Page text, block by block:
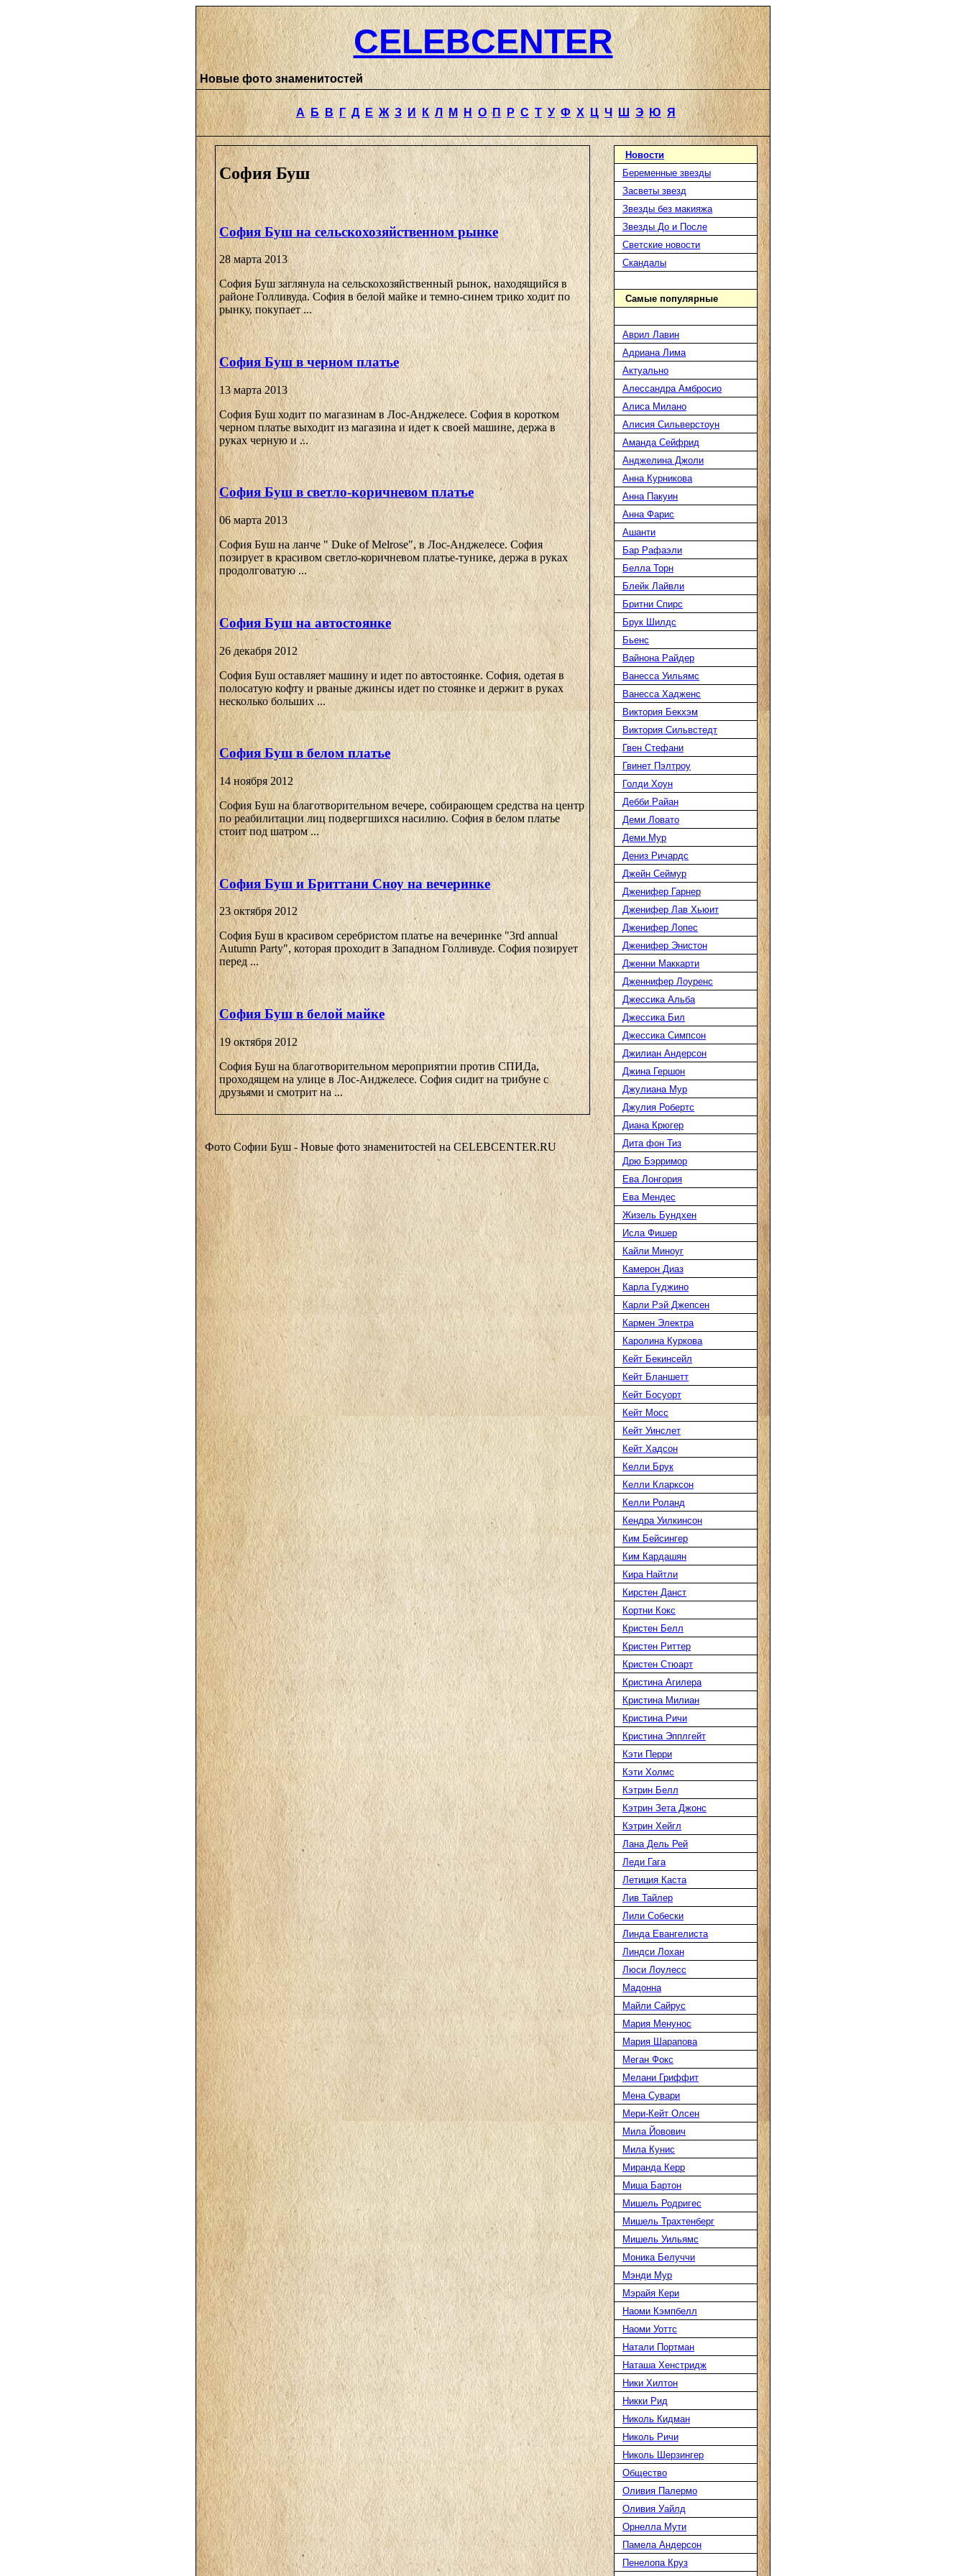
CELEBCENTER
Новые фото знаменитостей
А Б В Г Д Е Ж З И К Л М Н О П Р С Т У Ф Х Ц Ч Ш Э Ю Я
София Буш
София Буш на сельскохозяйственном рынке
28 марта 2013
София Буш заглянула на сельскохозяйственный рынок, находящийся в
районе Голливуда. София в белой майке и темно-синем трико ходит по
рынку, покупает ...
София Буш в черном платье
13 марта 2013
София Буш ходит по магазинам в Лос-Анджелесе. София в коротком
черном платье выходит из магазина и идет к своей машине, держа в
руках черную и ...
София Буш в светло-коричневом платье
06 марта 2013
София Буш на ланче " Duke of Melrose", в Лос-Анджелесе. София
позирует в красивом светло-коричневом платье-тунике, держа в руках
продолговатую ...
София Буш на автостоянке
26 декабря 2012
София Буш оставляет машину и идет по автостоянке. София, одетая в
полосатую кофту и рваные джинсы идет по стоянке и держит в руках
несколько больших ...
София Буш в белом платье
14 ноября 2012
София Буш на благотворительном вечере, собирающем средства на центр
по реабилитации лиц подвергшихся насилию. София в белом платье
стоит под шатром ...
София Буш и Бриттани Сноу на вечеринке
23 октября 2012
София Буш в красивом серебристом платье на вечеринке "3rd annual
Autumn Party", которая проходит в Западном Голливуде. София позирует
перед ...
София Буш в белой майке
19 октября 2012
София Буш на благотворительном мероприятии против СПИДа,
проходящем на улице в Лос-Анджелесе. София сидит на трибуне с
друзьями и смотрит на ...
Фото Софии Буш - Новые фото знаменитостей на CELEBCENTER.RU
Новости
Беременные звезды
Засветы звезд
Звезды без макияжа
Звезды До и После
Светские новости
Скандалы
Самые популярные
Аврил Лавин
Адриана Лима
Актуально
Алессандра Амбросио
Алиса Милано
Алисия Сильверстоун
Аманда Сейфрид
Анджелина Джоли
Анна Курникова
Анна Пакуин
Анна Фарис
Ашанти
Бар Рафаэли
Белла Торн
Блейк Лайвли
Бритни Спирс
Брук Шилдс
Бьенс
Вайнона Райдер
Ванесса Уильямс
Ванесса Хадженс
Виктория Бекхэм
Виктория Сильвстедт
Гвен Стефани
Гвинет Пэлтроу
Голди Хоун
Дебби Райан
Деми Ловато
Деми Мур
Дениз Ричардс
Джейн Сеймур
Дженифер Гарнер
Дженифер Лав Хьюит
Дженифер Лопес
Дженифер Энистон
Дженни Маккарти
Дженнифер Лоуренс
Джессика Альба
Джессика Бил
Джессика Симпсон
Джилиан Андерсон
Джина Гершон
Джулиана Мур
Джулия Робертс
Диана Крюгер
Дита фон Тиз
Дрю Бэрримор
Ева Лонгория
Ева Мендес
Жизель Бундхен
Исла Фишер
Кайли Миноуг
Камерон Диаз
Карла Гуджино
Карли Рэй Джепсен
Кармен Электра
Каролина Куркова
Кейт Бекинсейл
Кейт Бланшетт
Кейт Босуорт
Кейт Мосс
Кейт Уинслет
Кейт Хадсон
Келли Брук
Келли Кларксон
Келли Роланд
Кендра Уилкинсон
Ким Бейсингер
Ким Кардашян
Кира Найтли
Кирстен Данст
Кортни Кокс
Кристен Белл
Кристен Риттер
Кристен Стюарт
Кристина Агилера
Кристина Милиан
Кристина Ричи
Кристина Эпплгейт
Кэти Перри
Кэти Холмс
Кэтрин Белл
Кэтрин Зета Джонс
Кэтрин Хейгл
Лана Дель Рей
Леди Гага
Летиция Каста
Лив Тайлер
Лили Собески
Линда Евангелиста
Линдси Лохан
Люси Лоулесс
Мадонна
Майли Сайрус
Мария Менунос
Мария Шарапова
Меган Фокс
Мелани Гриффит
Мена Сувари
Мери-Кейт Олсен
Мила Йовович
Мила Кунис
Миранда Керр
Миша Бартон
Мишель Родригес
Мишель Трахтенберг
Мишель Уильямс
Моника Белуччи
Мэнди Мур
Мэрайя Кери
Наоми Кэмпбелл
Наоми Уоттс
Натали Портман
Наташа Хенстридж
Ники Хилтон
Никки Рид
Николь Кидман
Николь Ричи
Николь Шерзингер
Общество
Оливия Палермо
Оливия Уайлд
Орнелла Мути
Памела Андерсон
Пенелопа Круз